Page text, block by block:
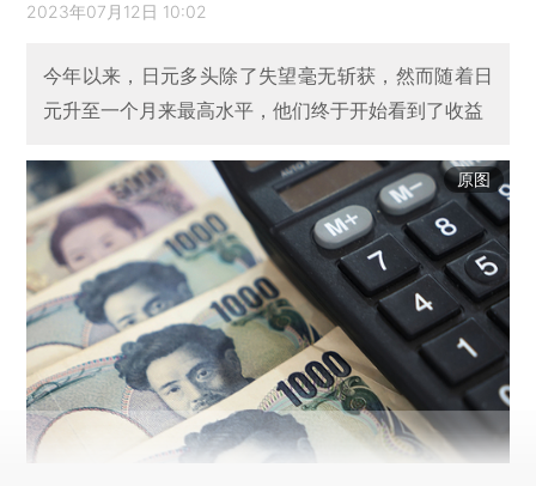
2023年07月12日 10:02
今年以来，日元多头除了失望毫无斩获，然而随着日
元升至一个月来最高水平，他们终于开始看到了收益
原图